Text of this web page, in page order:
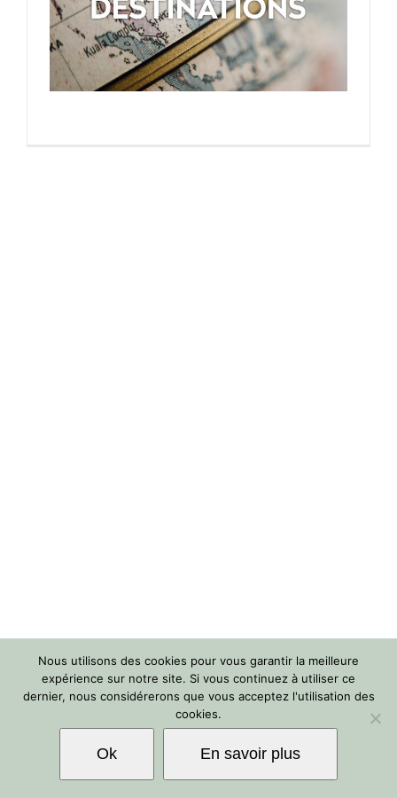
Nous utilisons des cookies pour vous garantir la meilleure
expérience sur notre site. Si vous continuez à utiliser ce
dernier, nous considérerons que vous acceptez l'utilisation des
cookies.
Ok En savoir plus